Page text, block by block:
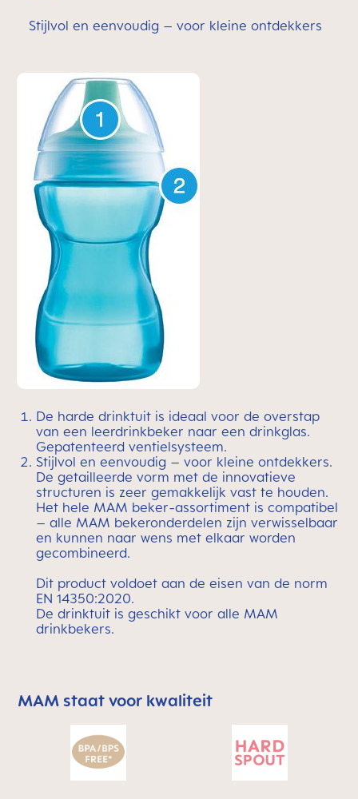
Stijlvol en eenvoudig – voor kleine ontdekkers
De harde drinktuit is ideaal voor de overstap
van een leerdrinkbeker naar een drinkglas.
Gepatenteerd ventielsysteem.
Stijlvol en eenvoudig – voor kleine ontdekkers.
De getailleerde vorm met de innovatieve
structuren is zeer gemakkelijk vast te houden.
Het hele MAM beker-assortiment is compatibel
– alle MAM bekeronderdelen zijn verwisselbaar
en kunnen naar wens met elkaar worden
gecombineerd.
Dit product voldoet aan de eisen van de norm
EN 14350:2020.
De drinktuit is geschikt voor alle MAM
drinkbekers.
Skip MAM Means Quality Icon Bar
MAM staat voor kwaliteit